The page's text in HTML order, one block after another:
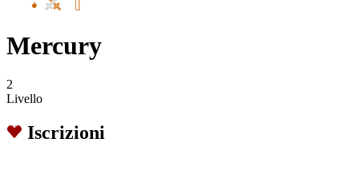
Mercury
2
Livello
Iscrizioni